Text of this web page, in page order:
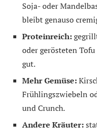
Soja- oder
bleibt genauso
Proteinreich:
oder gerösteten
gut.
Mehr Gemüse:
Frühlingszwiebeln
und Crunch.
Andere Kräuter: